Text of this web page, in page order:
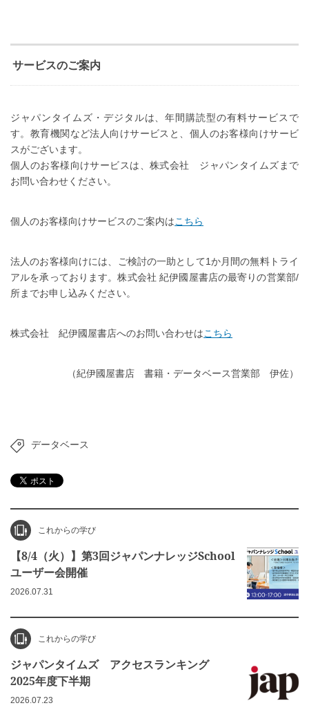
サービスのご案内
ジャパンタイムズ・デジタルは、年間購読型の有料サービスで
す。教育機関など法人向けサービスと、個人のお客様向けサービ
スがございます。
個人のお客様向けサービスは、株式会社 ジャパンタイムズまで
お問い合わせください。
個人のお客様向けサービスのご案内はこちら
法人のお客様向けには、ご検討の一助として1か月間の無料トライ
アルを承っております。株式会社 紀伊國屋書店の最寄りの営業部/
所までお申し込みください。
株式会社 紀伊國屋書店へのお問い合わせはこちら
（紀伊國屋書店 書籍・データベース営業部 伊佐）
データベース
これからの学び
【8/4（火）】第3回ジャパンナレッジSchool
ユーザー会開催
2026.07.31
これからの学び
ジャパンタイムズ アクセスランキング
2025年度下半期
2026.07.23